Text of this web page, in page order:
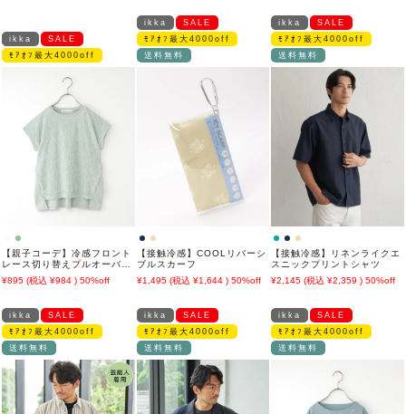
ikka
SALE
ﾓｱｵﾌ最大4000off
【親子コーデ】冷感フロント
レース切り替えプルオーバー
（130~160cm）
895 984 50%off
ikka
SALE
ﾓｱｵﾌ最大4000off
送料無料
【接触冷感】COOLリバーシ
ブルスカーフ
1,495
1,644 50%off
ikka
SALE
ﾓｱｵﾌ最大4000off
送料無料
【接触冷感】リネンライクエ
スニックプリントシャツ
2,145
2,359 50%off
ikka
SALE
ﾓｱｵﾌ最大4000off
送料無料
ikka
SALE
ﾓｱｵﾌ最大4000off
送料無料
ikka
SALE
ﾓｱｵﾌ最大4000off
送料無料